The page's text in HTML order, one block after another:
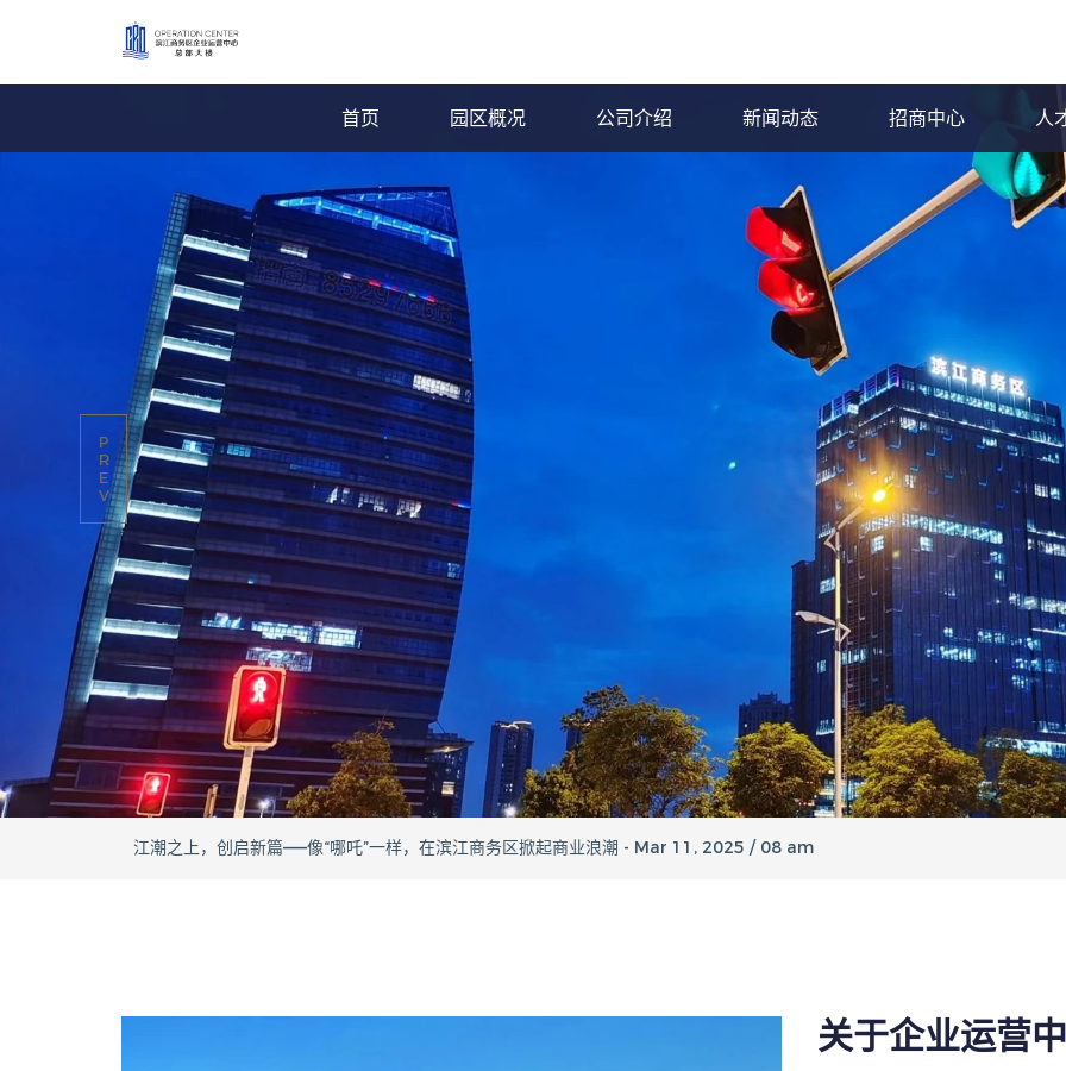
首页 园区概况 公司介绍 新闻动态 招商中心 人
P
R
E
V
“党建+”邻里中心 | 多元产品服务，助力园区升级 - Nov 29, 2022 / 03 pm
服务再升级|“党建+”邻里中心：党企共振，赋能园区企业高质量发展 - Nov 29, 2022 / 03 pm
江潮之上，创启新篇——像“哪吒”一样，在滨江商务区掀起商业浪潮 - Mar 11, 2025 / 08 am
诚心守护，服务致远|【企业运营中心】2024物业服务总结 - Mar 11, 2025 / 08 am
关于企业运营